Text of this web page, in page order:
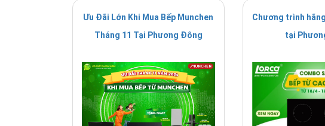
Hệ thống cảm biến AquaSensor điều chỉnh tự động lượng nước
Hệ thống nước hoạt động thủy lực: với tính năng này, nước hoạt
Hệ thống AquaStop : Tự động ngắt nguồn nước khi có rò rỉ ngăn
Ưu Đãi Lớn Khi Mua Bếp Munchen
Tháng 11 Tại Phương Đông
Chương trình
tại